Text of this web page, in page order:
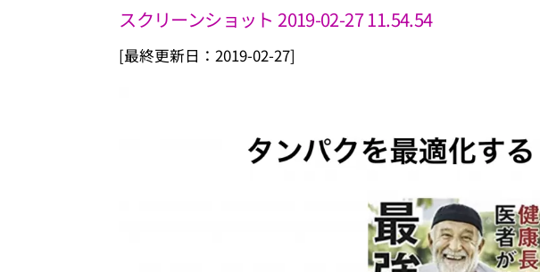
スクリーンショット 2019-02-27 11.54.54
[最終更新日：2019-02-27]